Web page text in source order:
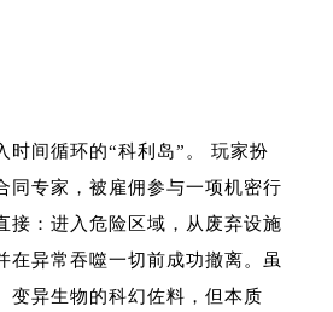
时间循环的“科利岛”。 玩家扮
同专家，被雇佣参与一项机密行
接：进入危险区域，从废弃设施
在异常吞噬一切前成功撤离。虽
变异生物的科幻佐料，但本质